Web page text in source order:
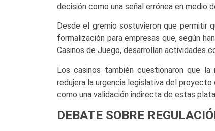
decisión como una señal errónea en medio
Desde el gremio sostuvieron que permitir
formalización para empresas que, según
Casinos de Juego, desarrollan actividades
Los casinos también cuestionaron que
redujera la urgencia legislativa del
como una validación indirecta de estas
DEBATE SOBRE